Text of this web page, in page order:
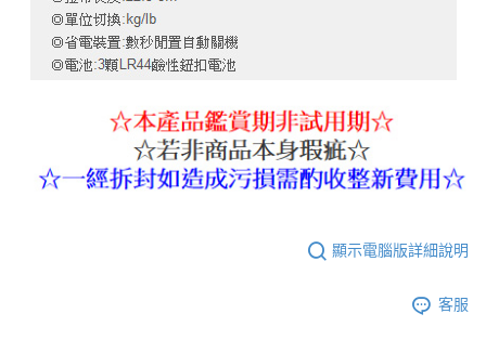
顯示電腦版詳細說明
客服